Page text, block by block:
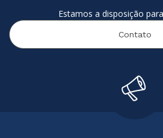
Estamos a disposição
Contato